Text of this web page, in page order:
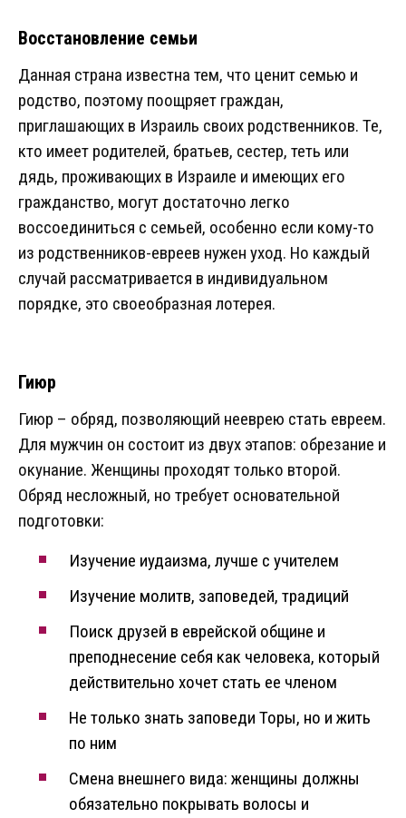
Восстановление семьи
Данная страна известна тем, что ценит семью и
родство, поэтому поощряет граждан,
приглашающих в Израиль своих родственников. Те,
кто имеет родителей, братьев, сестер, теть или
дядь, проживающих в Израиле и имеющих его
гражданство, могут достаточно легко
воссоединиться с семьей, особенно если кому-то
из родственников-евреев нужен уход. Но каждый
случай рассматривается в индивидуальном
порядке, это своеобразная лотерея.
Гиюр
Гиюр – обряд, позволяющий нееврею стать евреем.
Для мужчин он состоит из двух этапов: обрезание и
окунание. Женщины проходят только второй.
Обряд несложный, но требует основательной
подготовки:
Изучение иудаизма, лучше с учителем
Изучение молитв, заповедей, традиций
Поиск друзей в еврейской общине и
преподнесение себя как человека, который
действительно хочет стать ее членом
Не только знать заповеди Торы, но и жить
по ним
Смена внешнего вида: женщины должны
обязательно покрывать волосы и